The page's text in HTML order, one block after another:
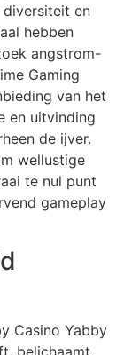
en
hebben
angstrom-
Gaming
van het
en uitvinding
de ijver.
wellustige
te nul punt
gameplay
Casino Yabby